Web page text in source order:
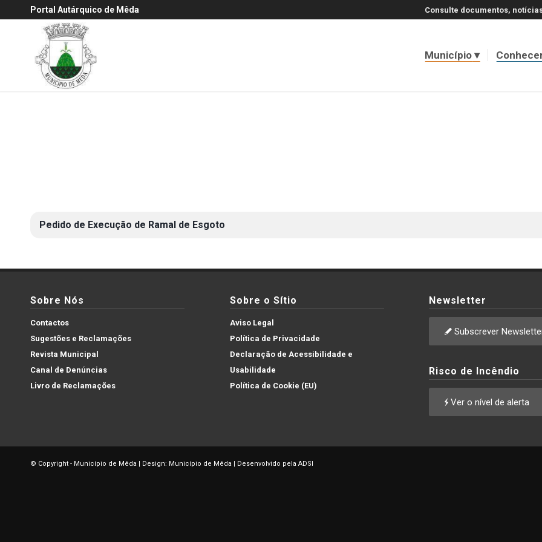
Portal Autárquico de Mêda Consulte documentos,
Município
Pedido de Execução de Ramal de Esgoto
Sobre Nós
Contactos
Sugestões e Reclamações
Revista Municipal
Canal de Denúncias
Livro de Reclamações
Sobre o Sítio
Aviso Legal
Política de Privacidade
Declaração de Acessibilidade e
Usabilidade
Política de Cookie (EU)
Newsletter
Subscrever
Risco de Incêndio
Ver o nível de alerta
© Copyright - Município de Mêda | Design: Município de Mêda | Desenvolvido pela ADSI